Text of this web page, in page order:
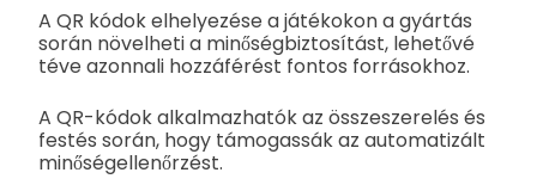
A QR kódok elhelyezése a játékokon a gyártás
során növelheti a minőségbiztosítást, lehetővé
téve azonnali hozzáférést fontos forrásokhoz.
A QR-kódok alkalmazhatók az összeszerelés és
festés során, hogy támogassák az automatizált
minőségellenőrzést.